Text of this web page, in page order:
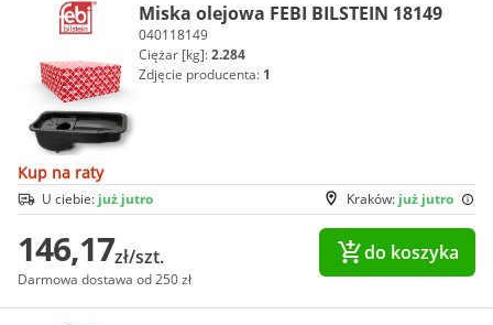
Miska olejowa FEBI BILSTEIN 18149
040118149
Ciężar [kg]:2.284
Zdjęcie producenta: 1
Kup na raty
Kraków: już jutro
U ciebie: już jutro
146,17zł/szt.
Darmowa dostawa od 250 zł
do koszyka